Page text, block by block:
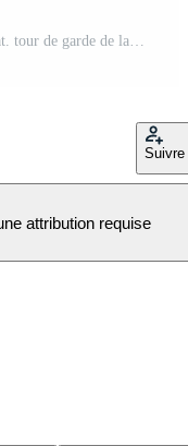
maison de sauveteur en bois au design plat. tour de garde de la vie rétro isolée sur fond blanc. cabane baywatch ou illustration vectorielle de la tour d'observation. Vecteur Pro
Suivre
attribution requise